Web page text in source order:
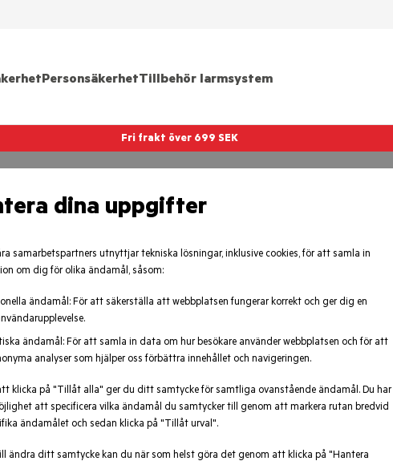
PersonsäkerhetTillbehör larmsystem
Fri frakt över 699 SEK
Kamera IR - Nattseende (färg), Domonial
IR -
dina uppgifter
samarbetspartners utnyttjar tekniska lösningar, inklusive cookies, för att samla in
om dig för olika ändamål, såsom:
ändamål: För att säkerställa att webbplatsen fungerar korrekt och ger dig en
ändamål: För att samla in data om hur besökare använder webbplatsen och för att
analyser som hjälper oss förbättra innehållet och navigeringen.
klicka på "Tillåt alla" ger du ditt samtycke för samtliga ovanstående ändamål. Du har
att specificera vilka ändamål du samtycker till genom att markera rutan bredvid
ändamålet och sedan klicka på "Tillåt urval".
ändra ditt samtycke kan du när som helst göra det genom att klicka på "Hantera